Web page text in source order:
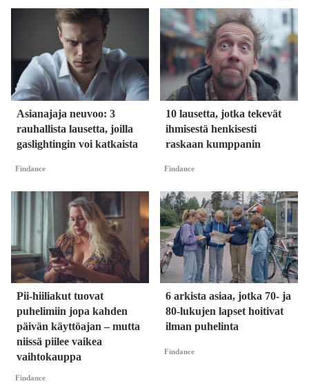
Asianajaja neuvoo: 3
rauhallista lausetta, joilla
gaslightingin voi katkaista
Findance
10 lausetta, jotka tekevät
ihmisestä henkisesti
raskaan kumppanin
Findance
Pii-hiiliakut tuovat
puhelimiin jopa kahden
päivän käyttöajan – mutta
niissä piilee vaikea
vaihtokauppa
Findance
6 arkista asiaa, jotka 70- ja
80-lukujen lapset hoitivat
ilman puhelinta
Findance